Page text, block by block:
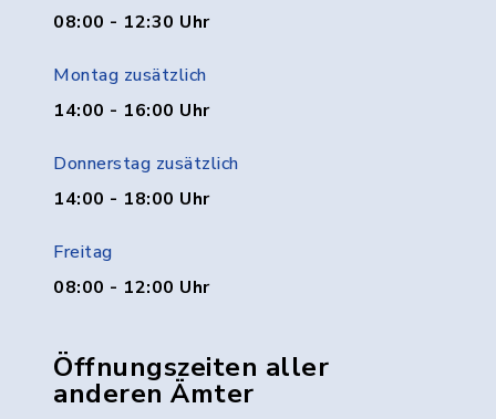
08:00 - 12:30 Uhr
Montag zusätzlich
14:00 - 16:00 Uhr
Donnerstag zusätzlich
14:00 - 18:00 Uhr
Freitag
08:00 - 12:00 Uhr
Öffnungszeiten aller
anderen Ämter